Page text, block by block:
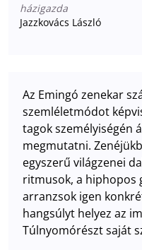
házigazda
Jazzkovács László
Az Emingó zenekar
szemléletmódot
tagok személyiségén
megmutatni.
egyszerű világzenei
ritmusok, a hiphopos
arranzsok igen
hangsúlyt helyez az
Túlnyomórészt saját